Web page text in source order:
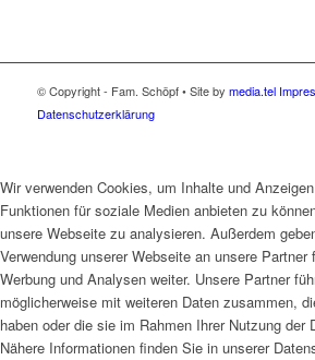
© Copyright - Fam. Schöpf • Site by media.tel
Datenschutzerklärung
Wir verwenden Cookies, um Inhalte und
Funktionen für soziale Medien anbieten zu
unsere Webseite zu analysieren. Außerdem
Verwendung unserer Webseite an unsere Partner
Werbung und Analysen weiter. Unsere Partner
möglicherweise mit weiteren Daten zusammen,
haben oder die sie im Rahmen Ihrer Nutzung der
Nähere Informationen finden Sie in unserer